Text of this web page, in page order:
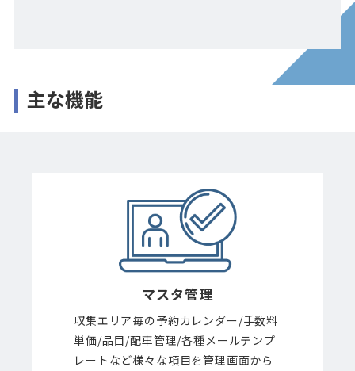
主な機能
マスタ管理
収集エリア毎の予約カレンダー/手数料
単価/品目/配車管理/各種メールテンプ
レートなど様々な項目を管理画面から